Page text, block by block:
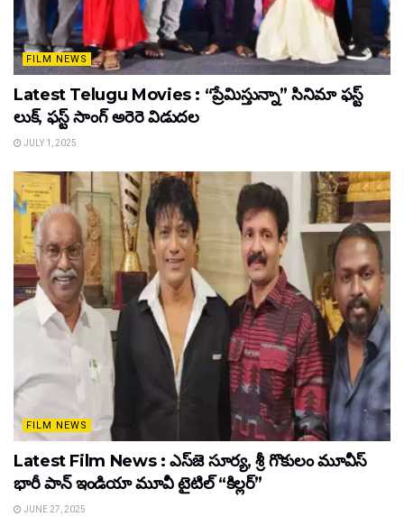
FILM NEWS
Latest Telugu Movies : “ప్రేమిస్తున్నా” సినిమా ఫస్ట్
లుక్, ఫస్ట్ సాంగ్ అరెరె విడుదల
JULY 1, 2025
FILM NEWS
Latest Film News : ఎస్‌జె సూర్య, శ్రీ గొకులం మూవీస్‌
భారీ పాన్‌ ఇండియా మూవీ టైటిల్ “కిల్లర్”
JUNE 27, 2025